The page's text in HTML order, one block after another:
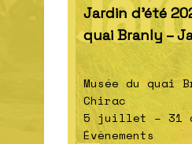
Jardin d’été
quai Branly –
Musée du quai
Chirac
5 juillet – 31
Évènements